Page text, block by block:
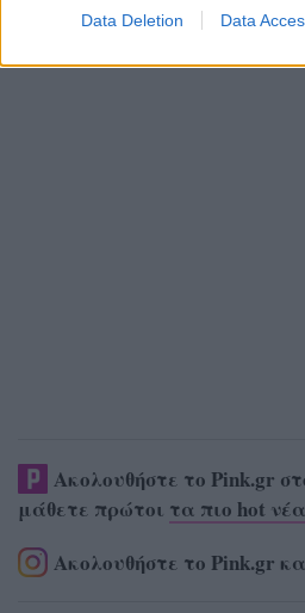
Data Deletion Data
Ακολουθήστε το Pink.gr
μάθετε πρώτοι τα πιο hot νέα
Ακολουθήστε το Pink.gr